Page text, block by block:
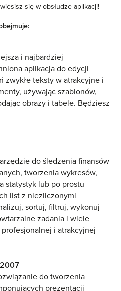
się w obsłudze aplikacji!
i najbardziej
aplikacja do edycji
zwykłe teksty w atrakcyjne i
używając szablonów,
obrazy i tabele. Będziesz
do śledzenia finansów
tworzenia wykresów,
statystyk lub po prostu
list z niezliczonymi
sortuj, filtruj, wykonuj
zadania i wiele
i atrakcyjnej
do tworzenia
prezentacji